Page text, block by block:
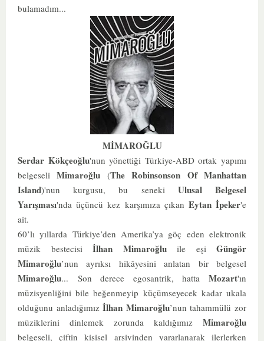
bulamadım...
MİMAROĞLU
Serdar Kökçeoğlu'nun yönettiği Türkiye-ABD ortak yapımı
belgeseliMimaroğlu (The Robinsonson Of Manhattan
Island)'nun kurgusu, bu seneki Ulusal Belgesel
Yarışması'nda üçüncü kez karşımıza çıkan Eytan İpeker'e
ait.
60’lı yıllarda Türkiye’den Amerika’ya göç eden elektronik
müzik bestecisi İlhan Mimaroğluile eşi Güngör
Mimaroğlu’nun ayrıksı hikâyesini anlatan bir belgesel
Mimaroğlu... Son derece egosantrik, hattaMozart'ın
müzisyenliğini bile beğenmeyip küçümseyecek kadar ukala
olduğunu anladığımızİlhan Mimaroğlu’nun tahammülü zor
müziklerini dinlemek zorunda kaldığımız Mimaroğlu
belgeseli, çiftin kişisel arşivinden yararlanarak ilerlerken